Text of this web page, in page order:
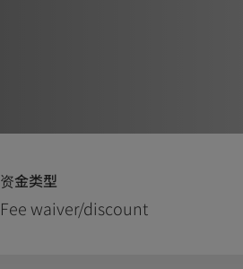
资金类型
Fee waiver/discount